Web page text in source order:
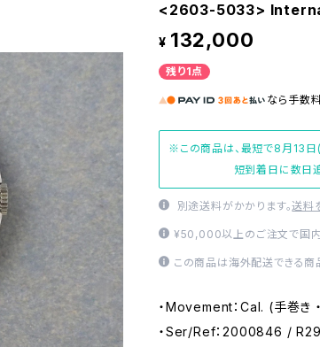
<2603-5033>
¥ 132,000
残り1点
なら 手数
※この商品は、最短で8月13日(
短到着日に数日
別途送料がかかります。送料
¥50,000以上のご注文で国内
この商品は海外配送できる商
・Movement：Cal. (手巻き
・Ser/Ref：2000846 /